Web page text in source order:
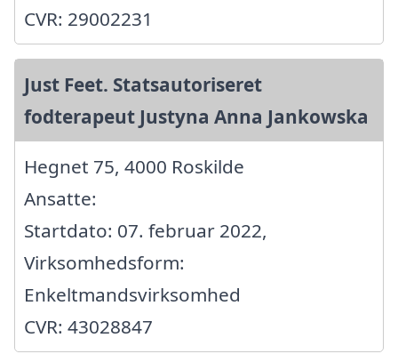
CVR: 29002231
Just Feet. Statsautoriseret
fodterapeut Justyna Anna Jankowska
Hegnet 75, 4000 Roskilde
Ansatte:
Startdato: 07. februar 2022,
Virksomhedsform:
Enkeltmandsvirksomhed
CVR: 43028847